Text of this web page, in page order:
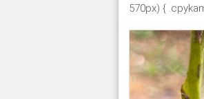
570px) {